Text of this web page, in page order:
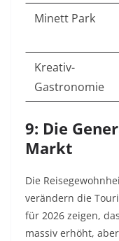
Minett Park
Kreativ-
Gastronomie
9: Die
Markt
Die
verändern die
für 2026 zeigen,
massiv erhöht,